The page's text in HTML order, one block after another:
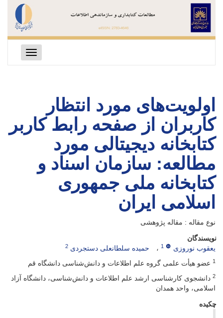
Toggle
navigation
اولویت‌های مورد انتظار
کاربران از صفحه رابط کاربر
کتابخانه دیجیتالی مورد
مطالعه: سازمان اسناد و
کتابخانه ملی جمهوری
اسلامی ایران
نوع مقاله : مقاله پژوهشی
نویسندگان
یعقوب نوروزی
1 حمیده سلطانعلی دستجردی 2
1 عضو هیأت علمی گروه علم اطلاعات و دانش‌شناسی دانشگاه قم
2 دانشجوی کارشناسی ارشد علم اطلاعات و دانش‌شناسی، دانشگاه آزاد
اسلامی، واحد همدان
چکیده